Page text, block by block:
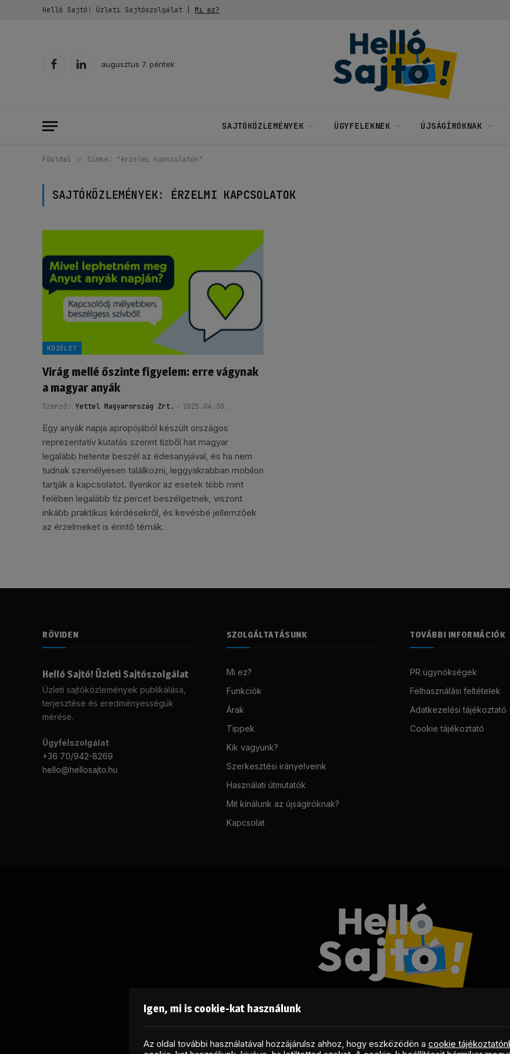
Helló Sajtó! Üzleti Sajtószolgálat | Mi ez?
FacebookLinkedIn
augusztus 7. péntek
SAJTÓKÖZLEMÉNYEK ÜGYFELEKNEK ÚJSÁGÍRÓKNAK
Főoldal » Címke: "érzelmi kapcsolatok"
SAJTÓKÖZLEMÉNYEK: ÉRZELMI KAPCSOLATOK
KÖZÉLET
Virág mellé őszinte figyelem: erre vágynak
a magyar anyák
Szerző: Yettel Magyarország Zrt. 2025.04.30.
Egy anyák napja apropójából készült országos
reprezentatív kutatás szerint tízből hat magyar
legalább hetente beszél az édesanyjával, és ha nem
tudnak személyesen találkozni, leggyakrabban mobilon
tartják a kapcsolatot. Ilyenkor az esetek több mint
felében legalább tíz percet beszélgetnek, viszont
inkább praktikus kérdésekről, és kevésbé jellemzőek
az érzelmeket is érintő témák.
RÖVIDEN
Helló Sajtó! Üzleti Sajtószolgálat
Üzleti sajtóközlemények publikálása,
terjesztése és eredményességük
mérése.
Ügyfélszolgálat:
+36 70/942-8269
hello@hellosajto.hu
SZOLGÁLTATÁSUNK
Mi ez?
Funkciók
Árak
Tippek
Kik vagyunk?
Szerkesztési irányelveink
Használati útmutatók
Mit kínálunk az újságíróknak?
Kapcsolat
TOVÁBBI INFORMÁCIÓK
PR ügynökségek
Felhasználási feltételek
Adatkezelési tájékoztató
Cookie tájékoztató
FacebookLinkedInX
RSS
Igen, mi is cookie-kat használunk
Az oldal további használatával hozzájárulsz ahhoz, hogy eszközödön acookie